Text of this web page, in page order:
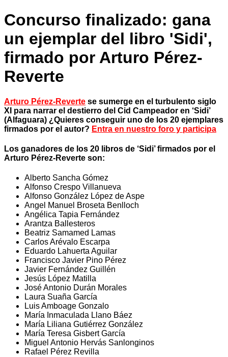
Concurso finalizado: gana
un ejemplar del libro 'Sidi',
firmado por Arturo Pérez-
Reverte
Arturo Pérez-Reverte se sumerge en el turbulento siglo
XI para narrar el destierro del Cid Campeador en ‘Sidi’
(Alfaguara) ¿Quieres conseguir uno de los 20 ejemplares
firmados por el autor? Entra en nuestro foro y participa
Los ganadores de los 20 libros de ‘Sidi’ firmados por el
Arturo Pérez-Reverte son:
Alberto Sancha Gómez
Alfonso Crespo Villanueva
Alfonso González López de Aspe
Angel Manuel Broseta Benlloch
Angélica Tapia Fernández
Arantza Ballesteros
Beatriz Samamed Lamas
Carlos Arévalo Escarpa
Eduardo Lahuerta Aguilar
Francisco Javier Pino Pérez
Javier Fernández Guillén
Jesús López Matilla
José Antonio Durán Morales
Laura Suaña García
Luis Amboage Gonzalo
María Inmaculada Llano Báez
María Liliana Gutiérrez González
María Teresa Gisbert García
Miguel Antonio Hervás Sanlonginos
Rafael Pérez Revilla